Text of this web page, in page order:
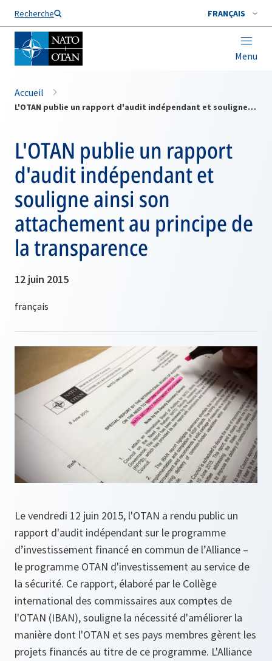
Recherche FRANÇAIS
Menu
Nom de famille*
Accueil
L'OTAN publie un rapport d'audit indépendant et souligne ainsi son attachement au principe de la transparence
L'OTAN publie un rapport
d'audit indépendant et
souligne ainsi son
attachement au principe de
la transparence
12 juin 2015
Le vendredi 12 juin 2015, l'OTAN a rendu public un
rapport d'audit indépendant sur le programme
d’investissement financé en commun de l’Alliance –
le programme OTAN d'investissement au service de
la sécurité. Ce rapport, élaboré par le Collège
international des commissaires aux comptes de
l'OTAN (IBAN), souligne la nécessité d'améliorer la
manière dont l'OTAN et ses pays membres gèrent les
projets financés au titre de ce programme. L'Alliance